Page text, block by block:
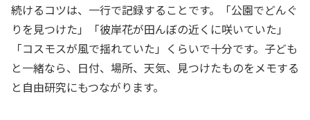
続けるコツは、一行で記録することです。「公園でどんぐ
りを見つけた」「彼岸花が田んぼの近くに咲いていた」
「コスモスが風で揺れていた」くらいで十分です。子ども
と一緒なら、日付、場所、天気、見つけたものをメモする
と自由研究にもつながります。